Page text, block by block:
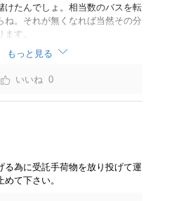
けたんでしょ。相当数のバスを転
ね。それが無くなれば当然その分
す。
もっと見る
0
る為に受託手荷物を放り投げて運
て下さい。